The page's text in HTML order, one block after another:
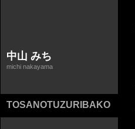
中山 みち
michi nakayama
TOSANOTUZURIBAKO